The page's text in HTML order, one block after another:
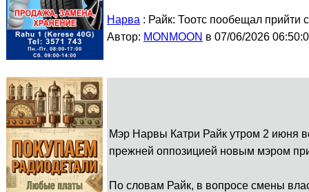
Нарва : Райк: Тоотс пообещал прийти
Автор: MONMOON в 07/06/2026
Мэр Нарвы Катри Райк утром 2 июня
прежней оппозицией новым мэром
По словам Райк, в вопросе смены